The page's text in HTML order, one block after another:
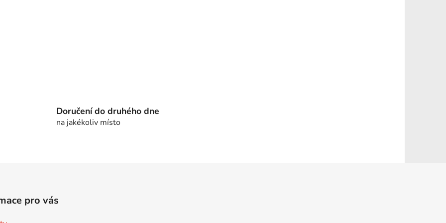
Doručení do druhého dne
na jakékoliv místo
pro vás